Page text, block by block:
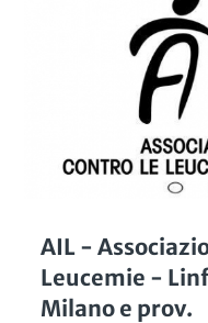
AIL -
Leucemie -
Milano e prov.